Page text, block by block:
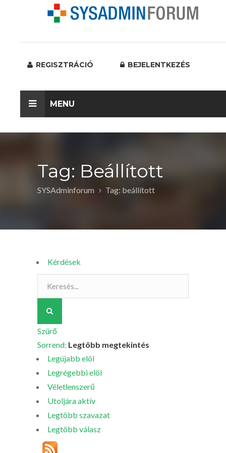
REGISZTRÁCIÓ BEJELENTKEZÉS
MENU
Tag: Beállított
SYSAdminforum Tag: beállított
Kérdések
Szürő
Sorrend: Legtöbb megtekintés
Legújabb elöl
Legrégebbi elöl
Véletlenszerű
Utoljára aktív
Legtöbb szavazat
Legtöbb válasz